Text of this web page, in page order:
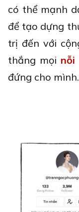
có thể mạnh
để tạo dựng
trị đến với
thắng mọi nỗi
đứng cho mình.